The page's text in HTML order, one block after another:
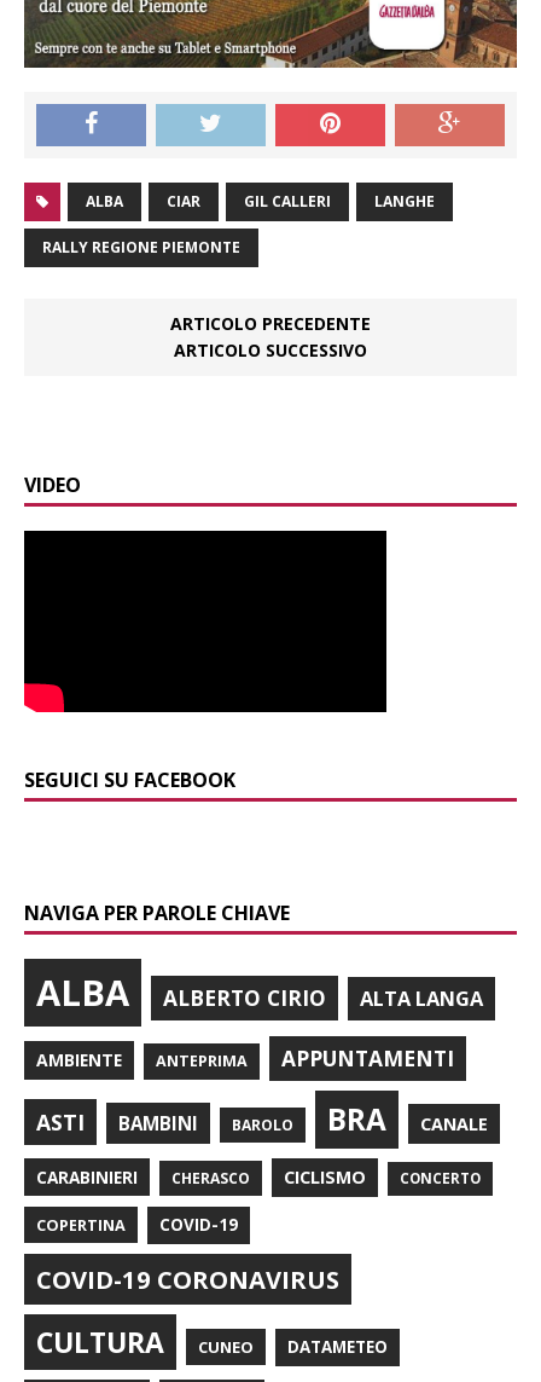
ALBA CIAR GIL CALLERI LANGHE
RALLY REGIONE PIEMONTE
ARTICOLO PRECEDENTE
ARTICOLO SUCCESSIVO
VIDEO
SEGUICI SU FACEBOOK
NAVIGA PER PAROLE CHIAVE
ALBA ALBERTO CIRIO ALTA LANGA
AMBIENTE ANTEPRIMA APPUNTAMENTI
ASTI BAMBINI BAROLO BRA CANALE
CARABINIERI CHERASCO CICLISMO CONCERTO
COPERTINA COVID-19
COVID-19 CORONAVIRUS
CULTURA CUNEO DATAMETEO